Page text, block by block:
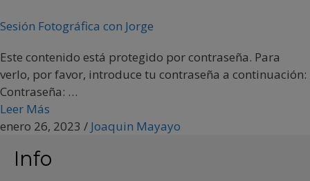
Sesión Fotográfica con Jorge
Este contenido está protegido por contraseña. Para
verlo, por favor, introduce tu contraseña a continuación:
Contraseña: …
Leer Más
enero 26, 2023 / Joaquin Mayayo
Info